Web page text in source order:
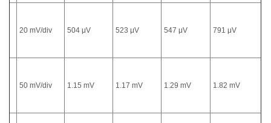
20 mV/div 504 μV 523 μV 547 μV 791 μV
50 mV/div 1.15 mV 1.17 mV 1.29 mV 1.82 mV